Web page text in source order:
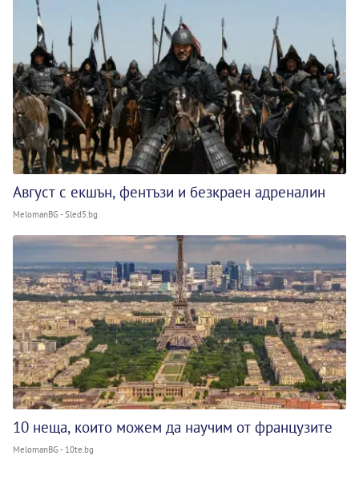
Август с екшън, фентъзи и безкраен адреналин
MelomanBG - Sled5.bg
10 неща, които можем да научим от французите
MelomanBG - 10te.bg